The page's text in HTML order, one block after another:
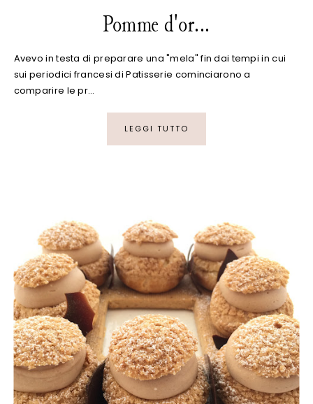
Pomme d'or...
Avevo in testa di preparare una "mela" fin dai tempi in cui
sui periodici francesi di Patisserie cominciarono a
comparire le pr…
LEGGI TUTTO